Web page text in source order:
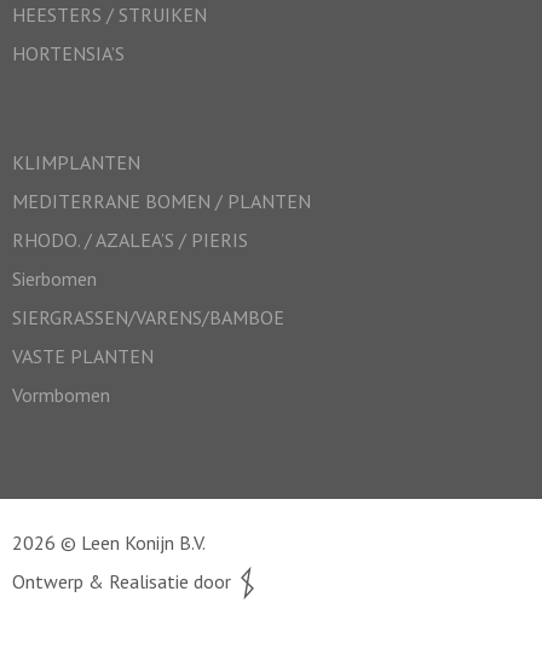
HEESTERS / STRUIKEN
HORTENSIA’S
KLIMPLANTEN
MEDITERRANE BOMEN / PLANTEN
RHODO. / AZALEA’S / PIERIS
Sierbomen
SIERGRASSEN/VARENS/BAMBOE
VASTE PLANTEN
Vormbomen
2026 © Leen Konijn B.V.
Ontwerp & Realisatie door